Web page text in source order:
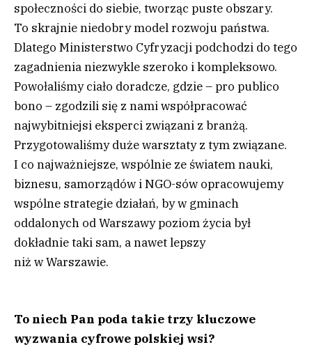
społeczności do siebie, tworząc puste obszary.
To skrajnie niedobry model rozwoju państwa.
Dlatego Ministerstwo Cyfryzacji podchodzi do tego
zagadnienia niezwykle szeroko i kompleksowo.
Powołaliśmy ciało doradcze, gdzie – pro publico
bono – zgodzili się z nami współpracować
najwybitniejsi eksperci związani z branżą.
Przygotowaliśmy duże warsztaty z tym związane.
I co najważniejsze, wspólnie ze światem nauki,
biznesu, samorządów i NGO-sów opracowujemy
wspólne strategie działań, by w gminach
oddalonych od Warszawy poziom życia był
dokładnie taki sam, a nawet lepszy
niż w Warszawie.
To niech Pan poda takie trzy kluczowe
wyzwania cyfrowe polskiej wsi?